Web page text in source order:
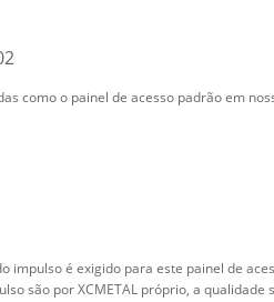
como o painel de acesso padrão em
impulso é exigido para este painel de
são por XCMETAL próprio, a qualidade